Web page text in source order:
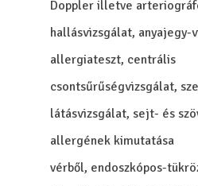
Doppler illetve
hallásvizsgálat, anyajegy-
allergiateszt, centrális
csontsűrűségvizsgálat,
látásvizsgálat, sejt- és
allergének kimutatása
vérből, endoszkópos-